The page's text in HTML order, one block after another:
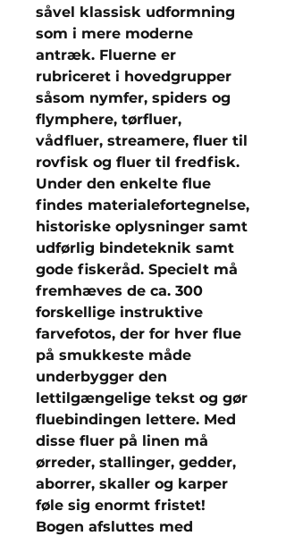
såvel klassisk udformning
som i mere moderne
antræk. Fluerne er
rubriceret i hovedgrupper
såsom nymfer, spiders og
flymphere, tørfluer,
vådfluer, streamere, fluer til
rovfisk og fluer til fredfisk.
Under den enkelte flue
findes materialefortegnelse,
historiske oplysninger samt
udførlig bindeteknik samt
gode fiskeråd. Specielt må
fremhæves de ca. 300
forskellige instruktive
farvefotos, der for hver flue
på smukkeste måde
underbygger den
lettilgængelige tekst og gør
fluebindingen lettere. Med
disse fluer på linen må
ørreder, stallinger, gedder,
aborrer, skaller og karper
føle sig enormt fristet!
Bogen afsluttes med